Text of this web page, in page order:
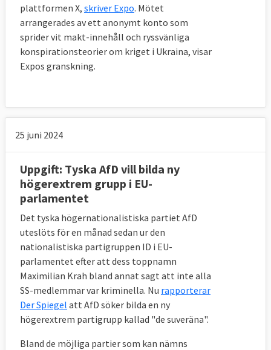
plattformen X, skriver Expo. Mötet
arrangerades av ett anonymt konto som
sprider vit makt-innehåll och ryssvänliga
konspirationsteorier om kriget i Ukraina, visar
Expos granskning.
25 juni 2024
Uppgift: Tyska AfD vill bilda ny
högerextrem grupp i EU-
parlamentet
Det tyska högernationalistiska partiet AfD
uteslöts för en månad sedan ur den
nationalistiska partigruppen ID i EU-
parlamentet efter att dess toppnamn
Maximilian Krah bland annat sagt att inte alla
SS-medlemmar var kriminella. Nu rapporterar
Der Spiegel att AfD söker bilda en ny
högerextrem partigrupp kallad "de suveräna".
Bland de möjliga partier som kan nämns